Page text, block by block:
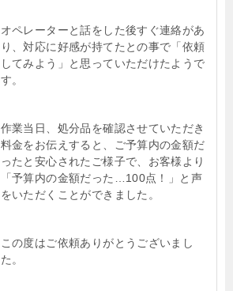
オペレーターと話をした後すぐ連絡があ
り、対応に好感が持てたとの事で「依頼
してみよう」と思っていただけたようで
す。
作業当日、処分品を確認させていただき
料金をお伝えすると、ご予算内の金額だ
ったと安心されたご様子で、お客様より
「予算内の金額だった…100点！」と声
をいただくことができました。
この度はご依頼ありがとうございまし
た。